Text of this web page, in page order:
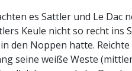
es Sattler und Le Dac
Keule nicht so recht ins
den Noppen hatte.
seine weiße Weste